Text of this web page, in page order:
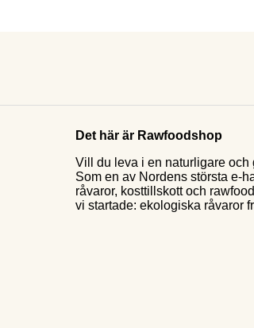
Det här är Rawfoodshop
Vill du leva i en naturligare och
Som en av Nordens största e-
råvaror, kosttillskott och
vi startade: ekologiska råvaror